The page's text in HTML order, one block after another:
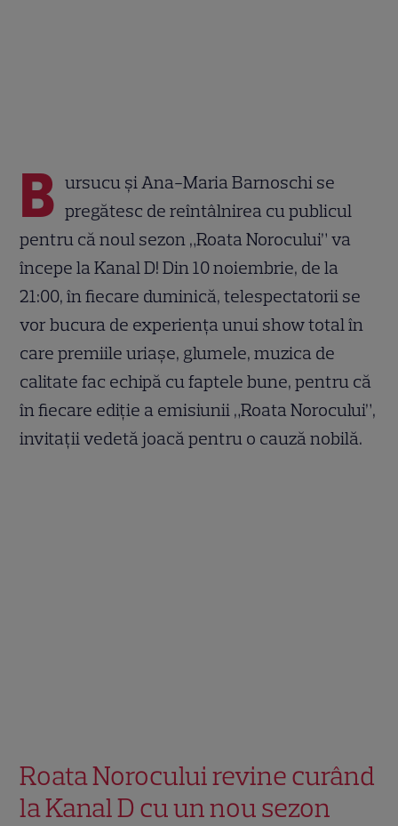
B ursucu și Ana-Maria Barnoschi se
pregătesc de reîntâlnirea cu publicul
pentru că noul sezon „Roata Norocului” va
începe la Kanal D! Din 10 noiembrie, de la
21:00, în fiecare duminică, telespectatorii se
vor bucura de experiența unui show total în
care premiile uriașe, glumele, muzica de
calitate fac echipă cu faptele bune, pentru că
în fiecare ediție a emisiunii „Roata Norocului”,
invitații vedetă joacă pentru o cauză nobilă.
Roata Norocului revine curând
la Kanal D cu un nou sezon